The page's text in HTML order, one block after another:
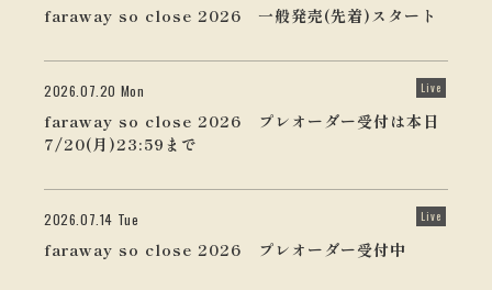
faraway so close 2026 一般発売(先着)スタート
2026.07.20 Mon Live
faraway so close 2026 プレオーダー受付は本日
7/20(月)23:59まで
2026.07.14 Tue Live
faraway so close 2026 プレオーダー受付中